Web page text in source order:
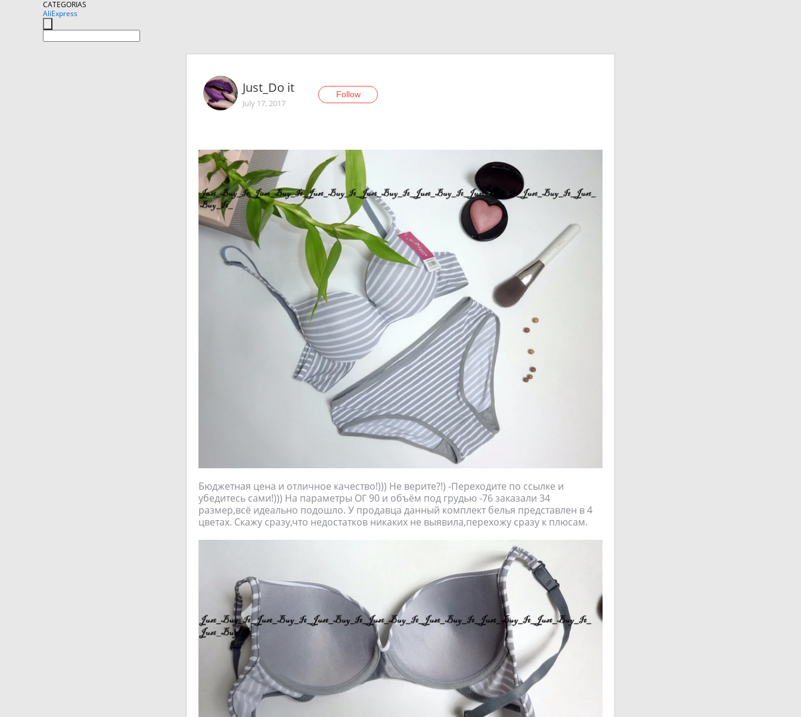
CATEGORIAS
AliExpress
Just_Do it
July 17, 2017
Follow
Бюджетная цена и отличное качество!))) Не верите?!) -Переходите по ссылке и
убедитесь сами!))) На параметры ОГ 90 и объём под грудью -76 заказали 34
размер,всё идеально подошло. У продавца данный комплект белья представлен в 4
цветах. Скажу сразу,что недостатков никаких не выявила,перехожу сразу к плюсам.